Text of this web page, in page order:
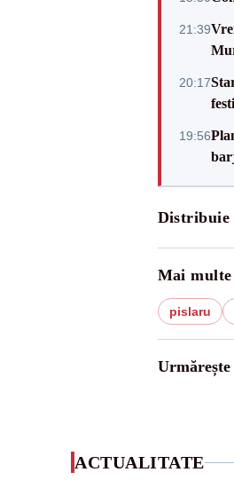
21:39
20:17
19:56
Mai
pislaru
ACTUALITATE